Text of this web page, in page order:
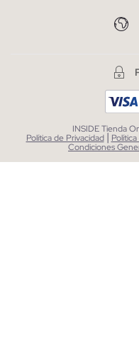
INSIDE Tienda
Política de Privacidad |
Condiciones